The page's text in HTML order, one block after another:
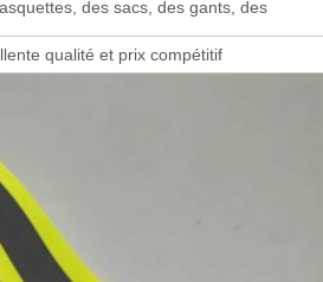
des sacs, des gants, des
qualité et prix compétitif